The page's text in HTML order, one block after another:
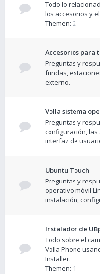
Todo lo
los accesorios y
Themen: 2
Accesorios para
Preguntas y
fundas,
externo.
Volla sistema
Preguntas y
configuración, las
interfaz de
Ubuntu Touch
Preguntas y
operativo móvil
instalación,
Instalador de
Todo sobre el
Volla Phone
Installer.
Themen: 1